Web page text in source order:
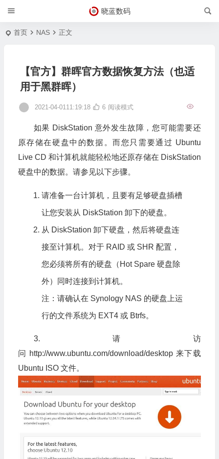
晓蓝数码
首页 NAS 正文
【官方】群晖官方数据恢复方法（也适
用于黑群晖）
2021-04-0111:19:18 6 阅读模式
如果 DiskStation 意外发生故障，您可能需要还
原存储在硬盘中的数据。而您只需要通过 Ubuntu
Live CD 和计算机就能轻松地还原存储在 DiskStation
硬盘中的数据。请参见以下步骤。
请准备一台计算机，且要有足够硬盘插槽
让您安装从 DiskStation 卸下的硬盘。
从 DiskStation 卸下硬盘，然后将硬盘连
接至计算机。对于 RAID 或 SHR 配置，
您必须将所有的硬盘（Hot Spare 硬盘除
外）同时连接到计算机。
注：请确认在 Synology NAS 的硬盘上运
行的文件系统为 EXT4 或 Btrfs。
3.请访
问 http://www.ubuntu.com/download/desktop 来下载
Ubuntu ISO 文件。